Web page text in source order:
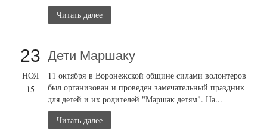
Читать далее
23
НОЯ
15
Дети Маршаку
11 октября в Воронежской общине силами волонтеров
был организован и проведен замечательный праздник
для детей и их родителей "Маршак детям". На...
Читать далее